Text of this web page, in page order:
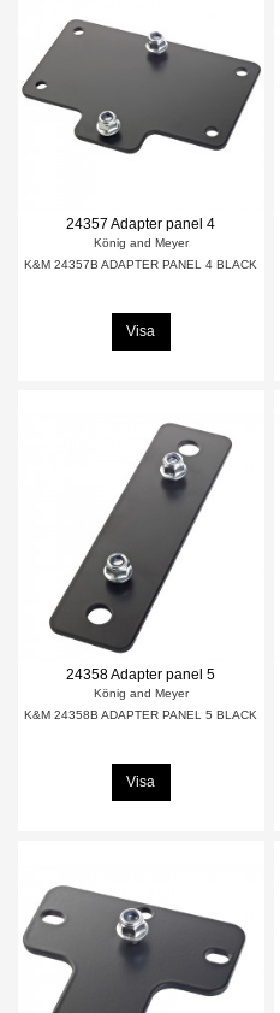
24357 Adapter panel 4
König and Meyer
K&M 24357B ADAPTER PANEL 4 BLACK
Visa
24358 Adapter panel 5
König and Meyer
K&M 24358B ADAPTER PANEL 5 BLACK
Visa